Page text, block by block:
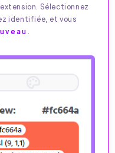
Sélectionnez
identifiée, et vous
.